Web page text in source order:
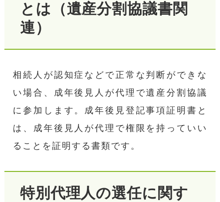
とは（遺産分割協議書関
連）
相続人が認知症などで正常な判断ができな
い場合、成年後見人が代理で遺産分割協議
に参加します。成年後見登記事項証明書と
は、成年後見人が代理で権限を持っていい
ることを証明する書類です。
特別代理人の選任に関す